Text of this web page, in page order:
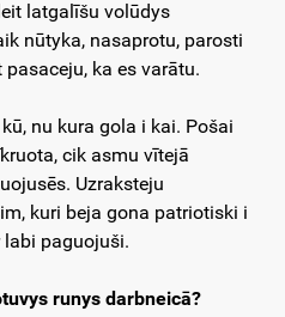
latgalīšu volūdys
nūtyka, nasaprotu, parosti
ka es varātu.
nu kura gola i kai. Pošai
cik asmu vītejā
Uzraksteju
kuri beja gona patriotiski i
labi paguojuši.
runys darbneicā?